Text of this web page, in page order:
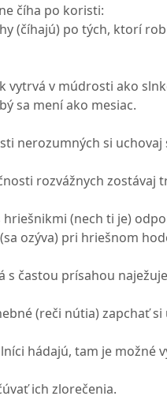
číha po koristi:
(číhajú) po tých, ktorí
vytrvá v múdrosti ako
sa mení ako mesiac.
nerozumných si uchovaj
rozvážnych zostávaj
hriešnikmi (nech ti je)
ozýva) pri hriešnom
s častou prísahou
(reči nútia) zapchať si
hádajú, tam je možné
ich zlorečenia.